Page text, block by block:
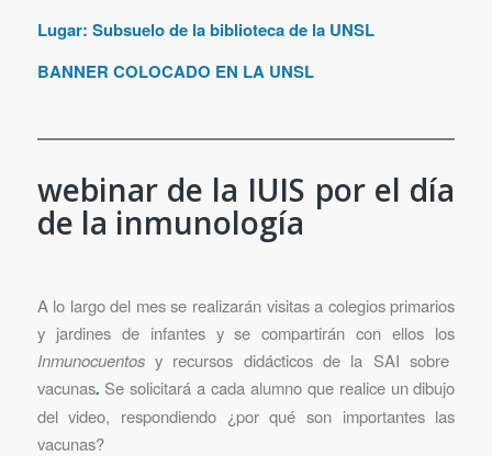
Lugar: Subsuelo de la biblioteca de la UNSL
BANNER COLOCADO EN LA UNSL
webinar de la IUIS por el día
de la inmunología
A lo largo del mes se realizarán visitas a colegios primarios
y jardines de infantes y se compartirán con ellos los
Inmunocuentosy recursos didácticos de la SAI sobre
vacunas. Se solicitará a cada alumno que realice un dibujo
del video, respondiendo ¿por qué son importantes las
vacunas?